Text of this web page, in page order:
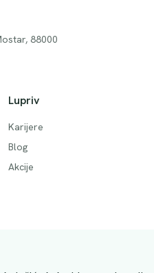
88000
Lupriv
Karijere
Blog
Akcije